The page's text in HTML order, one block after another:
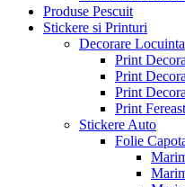
Produse Pescuit
Stickere si Printuri
Decorare Locuinta
Print
Print
Print
Print
Stickere Auto
Folie